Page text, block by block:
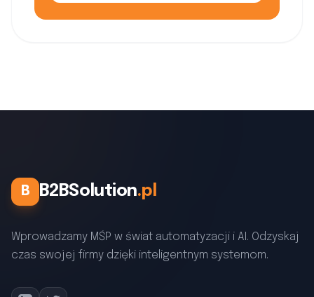
B B2BSolution.pl
Wprowadzamy MŚP w świat automatyzacji i AI. Odzyskaj
czas swojej firmy dzięki inteligentnym systemom.